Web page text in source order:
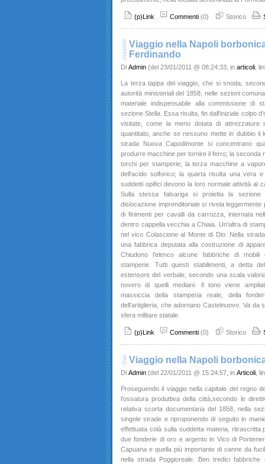
(p)Link Commenti (0) Storico
Viaggio nella Napoli
Ferdinando
Di Admin (del 23/01/2011 @ 08:24:33, in articoli ,
La terza tappa del viaggio, che si snoda,
autorità ministeriali del 1858, nelle sezioni
materiale indispensabile alla commissione di
sezione Stella. Essa risulta, fin dall'iniziale colpo
visitate, come la meno dotata di attrezzature
quantitato, anche se nessuno mette in dubbio il
strada Nuova Capodimonte si concentrano
produrre macchine per tornire il ferro; la seconda
torchi per stamperie; la terza macchine a
dell'acido solforico; la quarta risulta una vera
suddetti opifici devono la loro normale attività al
Sulla stessa falsariga si proietta la
dislocazione imprenditoriale si rivela
di finimenti per cavalli da carrozza, internata
dentro cappella vecchia a Chiaia. Un'altra di
nel vico Colascione al Monte di Dio. Nella
una fabbrica deputata alla costruzione di
Chiudono l'elenco alcune fabbriche di
stamperie. Tutti questi stabilimenti, a detta
estensore del verbale, secondo una scala
novero di quelli mediani. Il tono viene
massiccia della stamperia reale, della
dell'artiglieria, che adornano Castelnuovo. Va da
sfera militare statale.
(p)Link Commenti (0) Storico
Viaggio nella Napoli
Di Admin (del 22/01/2011 @ 15:24:57, in Articoli ,
Proseguendo il viaggio nella capitale del regno
l'ossatura produttiva della città,secondo le
relativa scorta documentaria del 1858, nella
singole strade e riproponendo di seguito in
effettuata colà sulla suddetta materia, ritrascritta
due fonderie di oro e argento in Vico di
Capuana e quella più importante di canne da
nella strada Poggioreale. Ben tredici